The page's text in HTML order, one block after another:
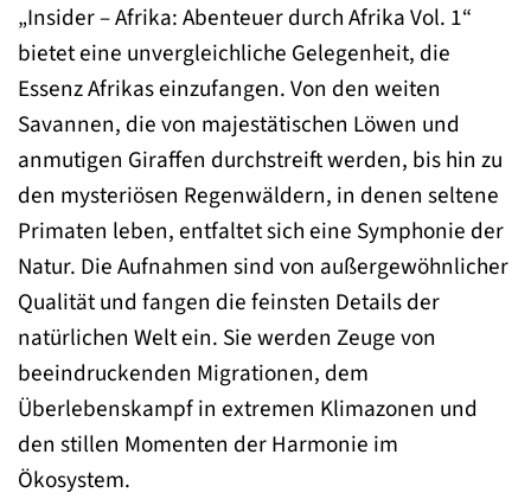
„Insider – Afrika: Abenteuer durch Afrika Vol. 1“
bietet eine unvergleichliche Gelegenheit, die
Essenz Afrikas einzufangen. Von den weiten
Savannen, die von majestätischen Löwen und
anmutigen Giraffen durchstreift werden, bis hin zu
den mysteriösen Regenwäldern, in denen seltene
Primaten leben, entfaltet sich eine Symphonie der
Natur. Die Aufnahmen sind von außergewöhnlicher
Qualität und fangen die feinsten Details der
natürlichen Welt ein. Sie werden Zeuge von
beeindruckenden Migrationen, dem
Überlebenskampf in extremen Klimazonen und
den stillen Momenten der Harmonie im
Ökosystem.